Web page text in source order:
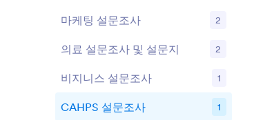
마케팅 설문조사 2
의료 설문조사 및 설문지 2
비지니스 설문조사 1
CAHPS 설문조사 1